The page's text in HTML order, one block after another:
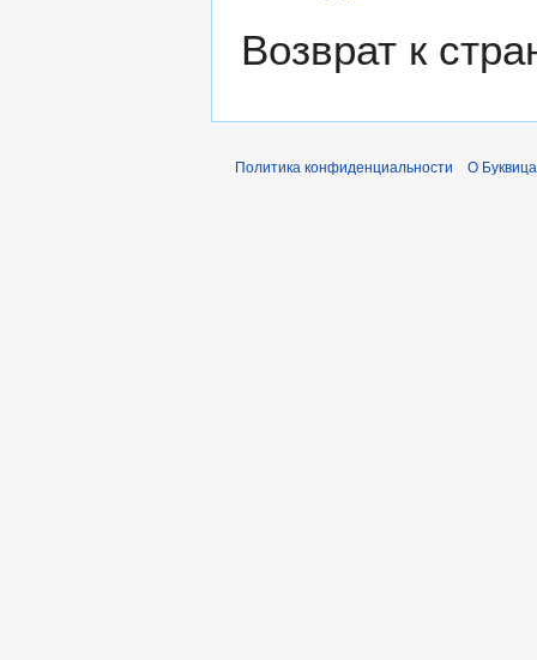
Возврат к
Политика конфиденциальности О Буквица